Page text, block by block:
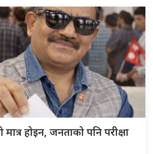
मात्र होइन, जनताको पनि परीक्षा